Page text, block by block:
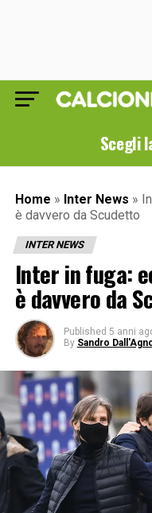
Scegli
Home » Inter News »
è davvero da Scudetto
INTER NEWS
Inter in fuga:
è davvero da
Published 5 anni
By Sandro